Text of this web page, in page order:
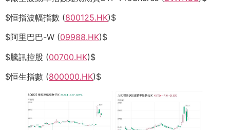
$恒指波幅指數 (800125.HK)$
$阿里巴巴-W (09988.HK)$
$騰訊控股 (00700.HK)$
$恒生指數 (800000.HK)$